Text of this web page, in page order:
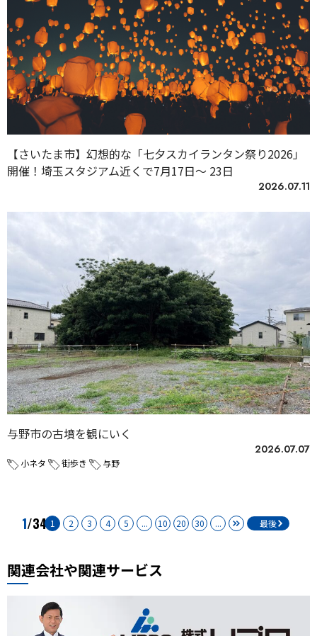
【さいたま市】幻想的な「七夕スカイランタン祭り2026」
開催！埼玉スタジアム近くで7月17日～ 23日
2026.07.11
与野市の古墳を観にいく
2026.07.07
小ネタ 街歩き 与野
1/34 1 2 3 4 5 ... 10 20 30 ... 最後
関連会社や関連サービス